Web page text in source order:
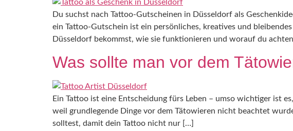
Du suchst nach Tattoo-Gutscheinen in Düsseldorf als
ein Tattoo-Gutschein ist ein persönliches, kreatives und
Düsseldorf bekommst, wie sie funktionieren und worauf du
Was sollte man vor dem
Ein Tattoo ist eine Entscheidung fürs Leben – umso wichtiger ist
weil grundlegende Dinge vor dem Tätowieren nicht beachtet
solltest, damit dein Tattoo nicht nur […]